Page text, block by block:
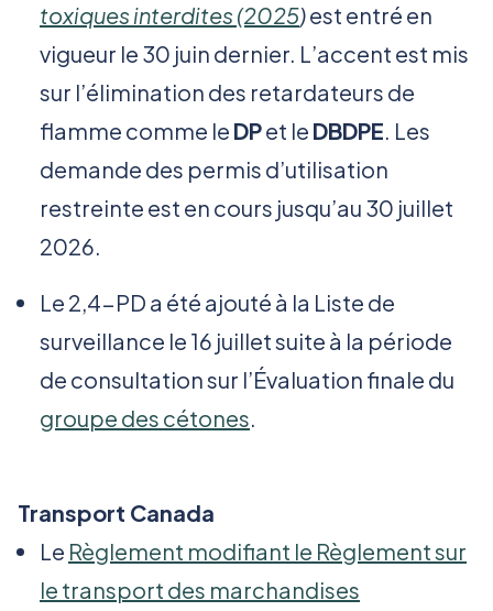
toxiques interdites (2025)est entré en
vigueur le 30 juin dernier. L’accent est mis
sur l’élimination des retardateurs de
flamme comme le DPet le DBDPE. Les
demande des permis d’utilisation
restreinte est en cours jusqu’au 30 juillet
2026.
Le 2,4-PD a été ajouté à la Liste de
surveillance le 16 juillet suite à la période
de consultation sur l’Évaluation finale du
groupe des cétones.
Transport Canada
Le Règlement modifiant le Règlement sur
le transport des marchandises